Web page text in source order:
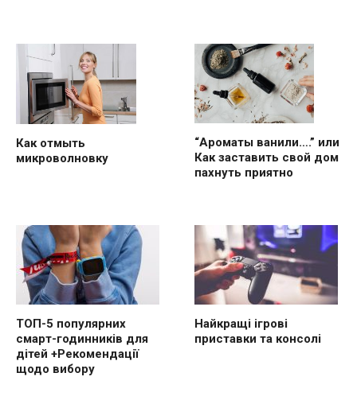
Как отмыть
микроволновку
“Ароматы ванили….” или
Как заставить свой дом
пахнуть приятно
ТОП-5 популярних
смарт-годинників для
дітей +Рекомендації
щодо вибору
Найкращі ігрові
приставки та консолі